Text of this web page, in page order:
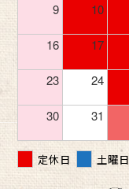
9 10
16 17
23 24
30 31
定休日 土曜日